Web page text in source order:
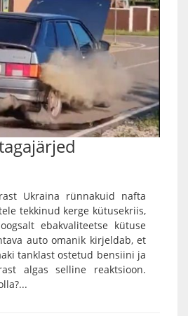
Ukraina rünnakuid nafta
tekkinud kerge kütusekriis,
ebakvaliteetse kütuse
auto omanik kirjeldab, et
tanklast ostetud bensiini ja
algas selline reaktsioon.